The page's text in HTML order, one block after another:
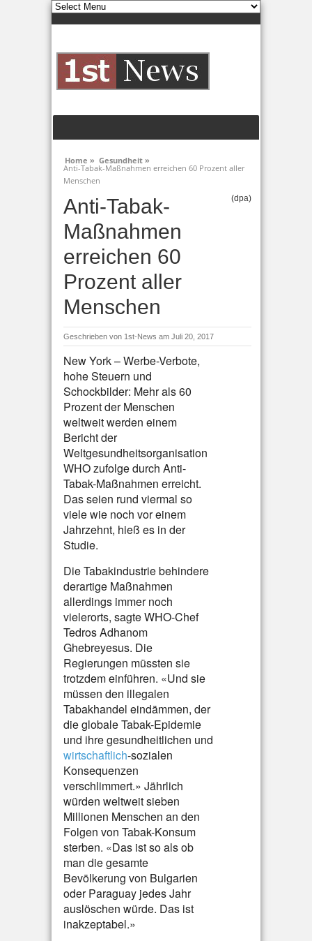
Home » Gesundheit »
Anti-Tabak-Maßnahmen erreichen 60 Prozent aller
Menschen
Anti-Tabak-
Maßnahmen
erreichen 60
Prozent aller
Menschen
(dpa)
Geschrieben von 1st-News am Juli 20, 2017
New York – Werbe-Verbote,
hohe Steuern und
Schockbilder: Mehr als 60
Prozent der Menschen
weltweit werden einem
Bericht der
Weltgesundheitsorganisation
WHO zufolge durch Anti-
Tabak-Maßnahmen erreicht.
Das seien rund viermal so
viele wie noch vor einem
Jahrzehnt, hieß es in der
Studie.
Die Tabakindustrie behindere
derartige Maßnahmen
allerdings immer noch
vielerorts, sagte WHO-Chef
Tedros Adhanom
Ghebreyesus. Die
Regierungen müssten sie
trotzdem einführen. «Und sie
müssen den illegalen
Tabakhandel eindämmen, der
die globale Tabak-Epidemie
und ihre gesundheitlichen und
wirtschaftlich-sozialen
Konsequenzen
verschlimmert.» Jährlich
würden weltweit sieben
Millionen Menschen an den
Folgen von Tabak-Konsum
sterben. «Das ist so als ob
man die gesamte
Bevölkerung von Bulgarien
oder Paraguay jedes Jahr
auslöschen würde. Das ist
inakzeptabel.»